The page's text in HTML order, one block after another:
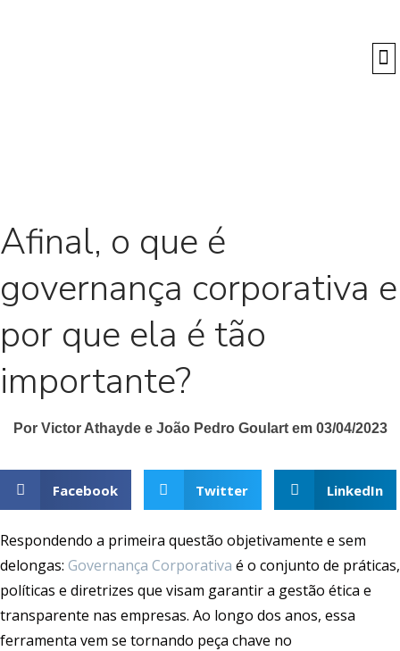
Afinal, o que é
governança corporativa e
por que ela é tão
importante?
Por Victor Athayde e João Pedro Goulart em 03/04/2023
Facebook Twitter LinkedIn
Respondendo a primeira questão objetivamente e sem
delongas: Governança Corporativa é o conjunto de práticas,
políticas e diretrizes que visam garantir a gestão ética e
transparente nas empresas. Ao longo dos anos, essa
ferramenta vem se tornando peça chave no